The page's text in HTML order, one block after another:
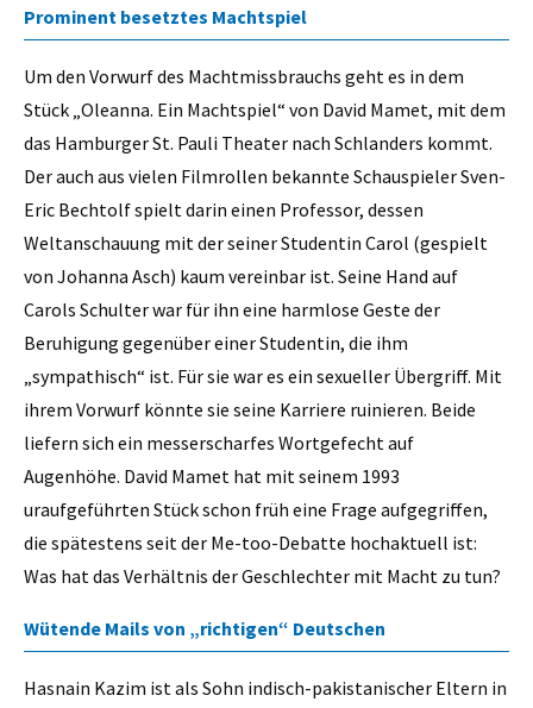
Prominent besetztes Machtspiel
Um den Vorwurf des Machtmissbrauchs geht es in dem
Stück „Oleanna. Ein Machtspiel“ von David Mamet, mit dem
das Hamburger St. Pauli Theater nach Schlanders kommt.
Der auch aus vielen Filmrollen bekannte Schauspieler Sven-
Eric Bechtolf spielt darin einen Professor, dessen
Weltanschauung mit der seiner Studentin Carol (gespielt
von Johanna Asch) kaum vereinbar ist. Seine Hand auf
Carols Schulter war für ihn eine harmlose Geste der
Beruhigung gegenüber einer Studentin, die ihm
„sympathisch“ ist. Für sie war es ein sexueller Übergriff. Mit
ihrem Vorwurf könnte sie seine Karriere ruinieren. Beide
liefern sich ein messerscharfes Wortgefecht auf
Augenhöhe. David Mamet hat mit seinem 1993
uraufgeführten Stück schon früh eine Frage aufgegriffen,
die spätestens seit der Me-too-Debatte hochaktuell ist:
Was hat das Verhältnis der Geschlechter mit Macht zu tun?
Wütende Mails von „richtigen“ Deutschen
Hasnain Kazim ist als Sohn indisch-pakistanischer Eltern in